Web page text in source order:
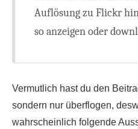
Auflösung zu Flickr
so anzeigen oder
Vermutlich hast du den
sondern nur überflogen,
wahrscheinlich folgende